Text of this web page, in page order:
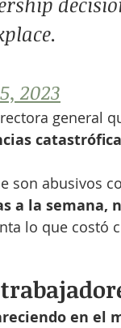
2023
general
son abusivos
a la semana,
lo que costó
en el